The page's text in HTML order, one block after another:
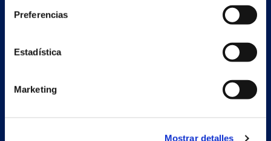
Preferencias
Estadística
Marketing
Mostrar detalles